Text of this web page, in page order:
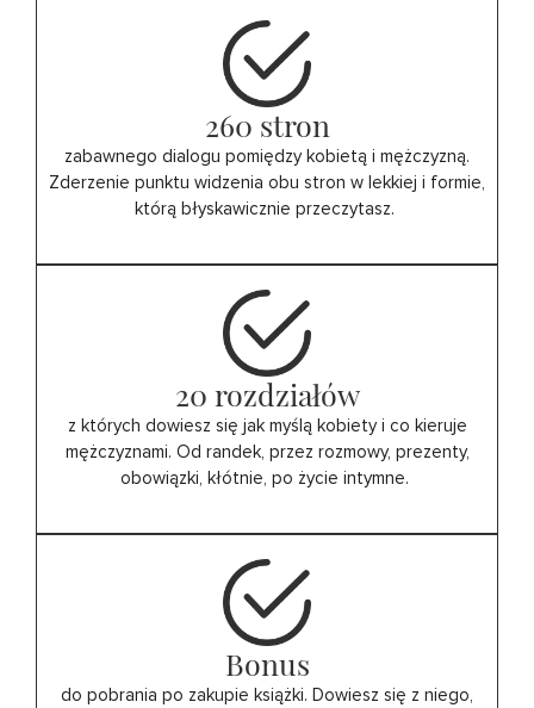
260 stron
zabawnego dialogu pomiędzy kobietą i mężczyzną.
Zderzenie punktu widzenia obu stron w lekkiej i formie,
którą błyskawicznie przeczytasz.
20 rozdziałów
z których dowiesz się jak myślą kobiety i co kieruje
mężczyznami. Od randek, przez rozmowy, prezenty,
obowiązki, kłótnie, po życie intymne.
Bonus
do pobrania po zakupie książki. Dowiesz się z niego,